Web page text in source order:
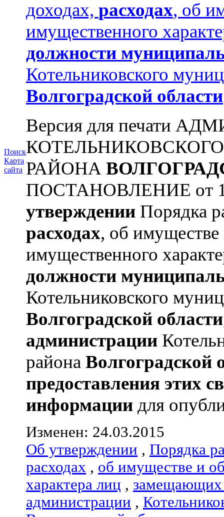
Поиск
Карта
сайта
доходах, расходах, об
имущественного
должности
Котельниковского
Волгоградской области
Версия для печати
РАЙОНА
ПОСТАНОВЛЕНИЕ от
утверждении Порядка
расходах, об имуществе
имущественного
должности
Котельниковского
Волгоградской области
администрации
района Волгоградской
предоставления этих
информации для
Изменен: 24.03.2015
Об утверждении , Порядка
расходах , об имуществе и
характера лиц , замещающих
администрации ,